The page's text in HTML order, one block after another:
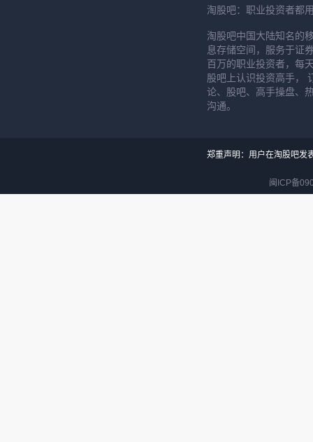
淘股吧：职业投资者都
淘股吧中国大陆知名的
息存储空间，服务于证
百万的职业投资者，每
股吧上认识投资高手，
论、股吧、高手操盘、
沟通。
郑重声明：用户在淘股吧发
闽ICP备